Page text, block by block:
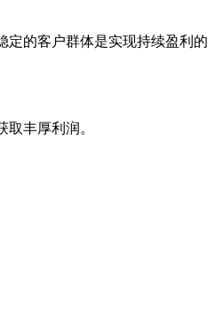
定的客户群体是实现持续盈利的
取丰厚利润。